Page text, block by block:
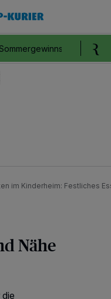
im Kinderheim: Festliches
Nähe